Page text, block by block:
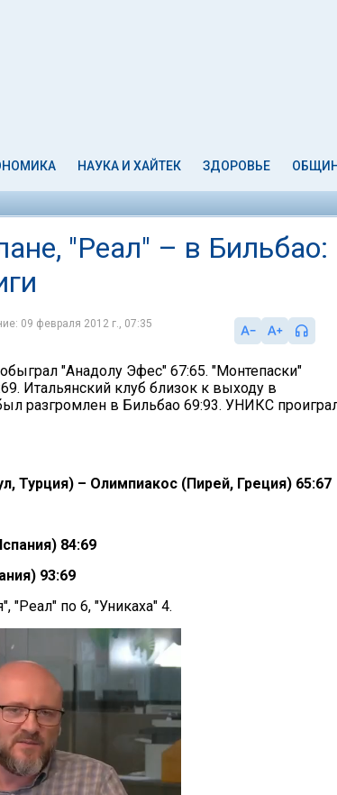
НАУКА И ХАЙТЕК ЗДОРОВЬЕ
"Реал" – в Бильбао:
09 февраля 2012 г., 07:35
"Анадолу Эфес" 67:65. "Монтепаски"
Итальянский клуб близок к выходу в
разгромлен в Бильбао 69:93. УНИКС
Турция) – Олимпиакос (Пирей, Греция) 65:67
84:69
93:69
"Реал" по 6, "Уникаха" 4.